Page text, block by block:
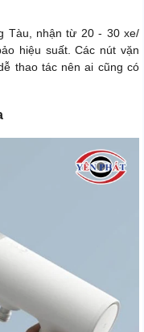
Tàu, nhận từ 20 - 30 xe/
hiệu suất. Các nút vặn
thao tác nên ai cũng có